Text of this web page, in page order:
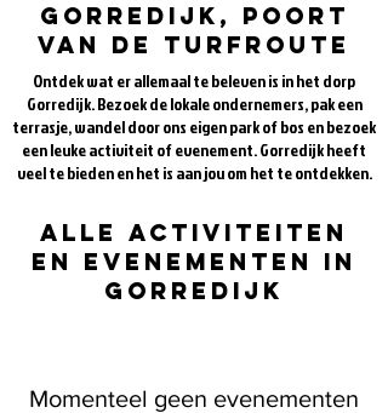
gorredijk, poort
van de turfroute
Ontdek wat er allemaal te beleven is in het dorp
Gorredijk. Bezoek de lokale ondernemers, pak een
terrasje, wandel door ons eigen park of bos en bezoek
een leuke activiteit of evenement. Gorredijk heeft
veel te bieden en het is aan jou om het te ontdekken.
alle activiteiten
en evenementen in
Gorredijk
Momenteel geen evenementen